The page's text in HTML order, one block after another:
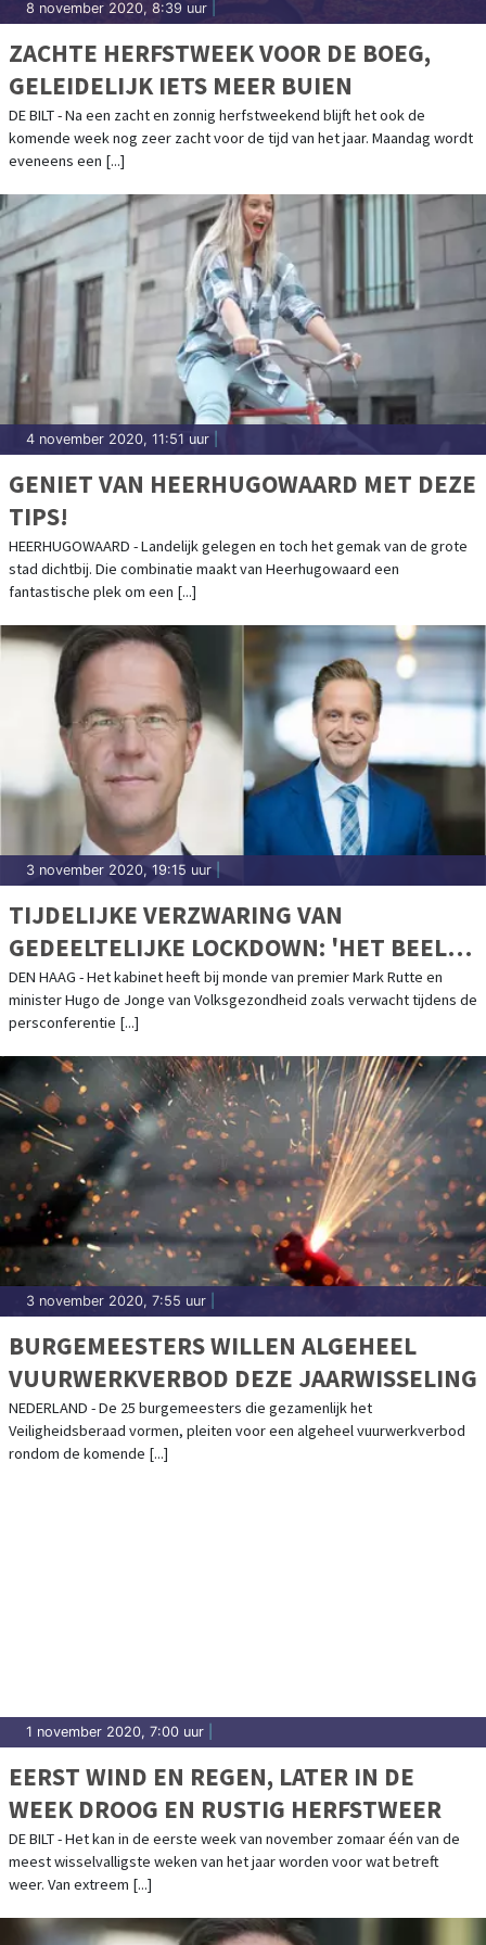
8 november 2020, 8:39 uur
ZACHTE HERFSTWEEK VOOR DE BOEG,
GELEIDELIJK IETS MEER BUIEN
DE BILT - Na een zacht en zonnig herfstweekend blijft het ook de
komende week nog zeer zacht voor de tijd van het jaar. Maandag wordt
eveneens een [...]
4 november 2020, 11:51 uur
GENIET VAN HEERHUGOWAARD MET DEZE
TIPS!
HEERHUGOWAARD - Landelijk gelegen en toch het gemak van de grote
stad dichtbij. Die combinatie maakt van Heerhugowaard een
fantastische plek om een [...]
3 november 2020, 19:15 uur
TIJDELIJKE VERZWARING VAN
GEDEELTELIJKE LOCKDOWN: 'HET BEELD
IS NIET SLECHT, MAAR ZEKER NIET GOED
GENOEG'
DEN HAAG - Het kabinet heeft bij monde van premier Mark Rutte en
minister Hugo de Jonge van Volksgezondheid zoals verwacht tijdens de
persconferentie [...]
3 november 2020, 7:55 uur
BURGEMEESTERS WILLEN ALGEHEEL
VUURWERKVERBOD DEZE JAARWISSELING
NEDERLAND - De 25 burgemeesters die gezamenlijk het
Veiligheidsberaad vormen, pleiten voor een algeheel vuurwerkverbod
rondom de komende [...]
1 november 2020, 7:00 uur
EERST WIND EN REGEN, LATER IN DE
WEEK DROOG EN RUSTIG HERFSTWEER
DE BILT - Het kan in de eerste week van november zomaar één van de
meest wisselvalligste weken van het jaar worden voor wat betreft
weer. Van extreem [...]